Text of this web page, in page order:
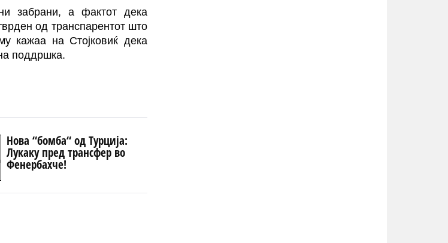
забрани, а фактот дека
од транспарентот што
кажаа на Стојковиќ дека
поддршка.
Нова “бомба“ од Турција:
Лукаку пред трансфер во
Фенербахче!